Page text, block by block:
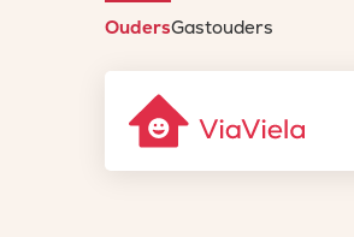
OudersGastouders